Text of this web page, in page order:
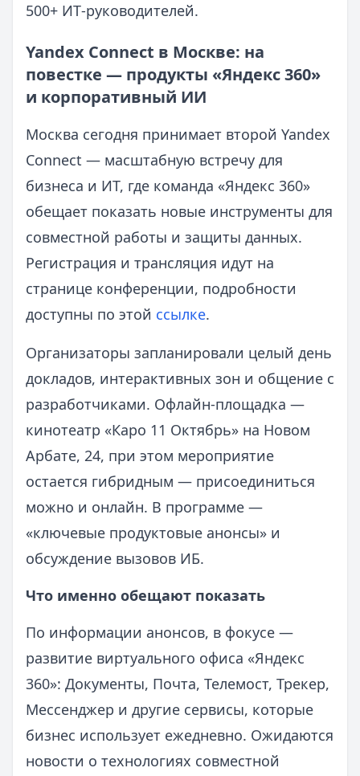
500+ ИТ‑руководителей.
Yandex Connect в Москве: на
повестке — продукты «Яндекс 360»
и корпоративный ИИ
Москва сегодня принимает второй Yandex
Connect — масштабную встречу для
бизнеса и ИТ, где команда «Яндекс 360»
обещает показать новые инструменты для
совместной работы и защиты данных.
Регистрация и трансляция идут на
странице конференции, подробности
доступны по этой ссылке.
Организаторы запланировали целый день
докладов, интерактивных зон и общение с
разработчиками. Офлайн-площадка —
кинотеатр «Каро 11 Октябрь» на Новом
Арбате, 24, при этом мероприятие
остается гибридным — присоединиться
можно и онлайн. В программе —
«ключевые продуктовые анонсы» и
обсуждение вызовов ИБ.
Что именно обещают показать
По информации анонсов, в фокусе —
развитие виртуального офиса «Яндекс
360»: Документы, Почта, Телемост, Трекер,
Мессенджер и другие сервисы, которые
бизнес использует ежедневно. Ожидаются
новости о технологиях совместной